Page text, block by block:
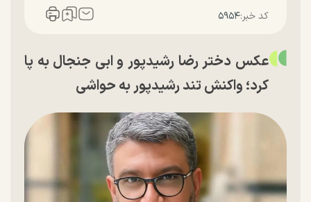
کد خبر:۵۹۵۴
عکس دختر رضا رشیدپور و ابی جنجال به پا
کرد؛ واکنش تند رشیدپور به حواشی